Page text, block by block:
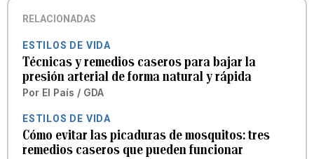
RELACIONADAS
ESTILOS DE VIDA
Técnicas y remedios caseros para bajar la
presión arterial de forma natural y rápida
Por El País / GDA
ESTILOS DE VIDA
Cómo evitar las picaduras de mosquitos: tres
remedios caseros que pueden funcionar